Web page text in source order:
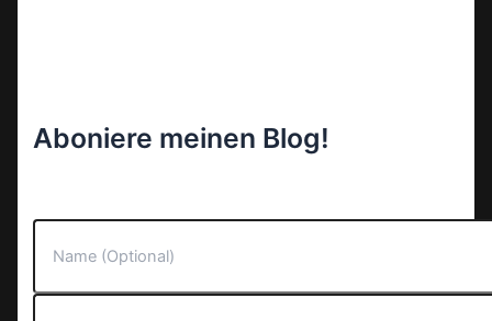
Aboniere meinen Blog!